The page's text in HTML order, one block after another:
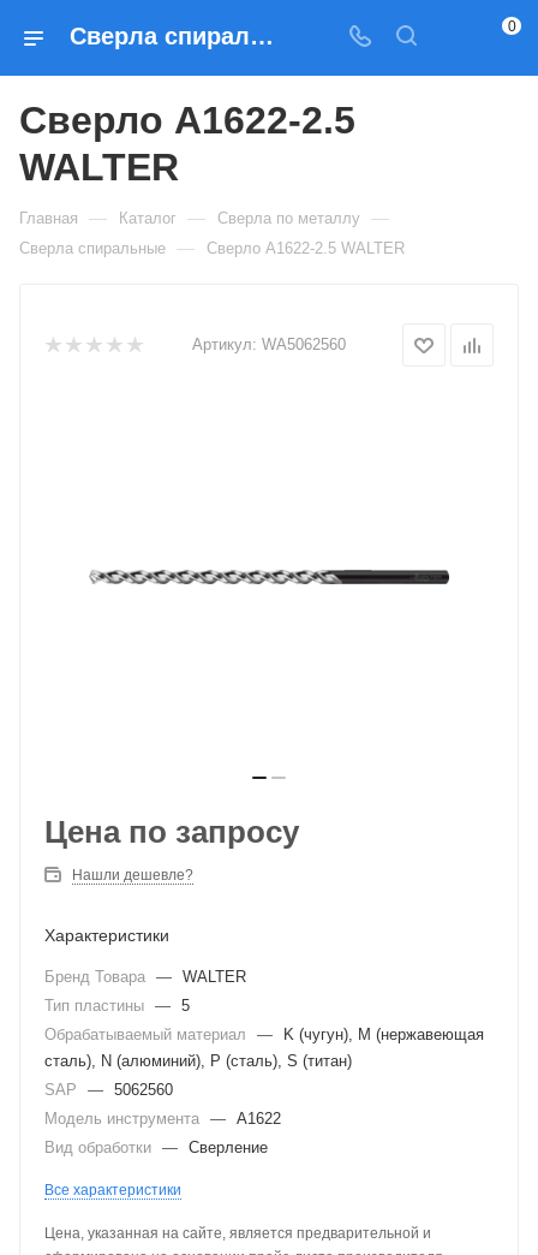
Сверла спиральные Сверло A1622-2.5 WALTER — купить по выгодным ценам в Москве 0
Сверло A1622-2.5
WALTER
Главная — Каталог — Сверла по металлу —
Сверла спиральные — Сверло A1622-2.5 WALTER
Артикул: WA5062560
Цена по запросу
Нашли дешевле?
Характеристики
Бренд Товара — WALTER
Тип пластины — 5
Обрабатываемый материал
—
K (чугун), M (нержавеющая
сталь), N (алюминий), P (сталь), S (титан)
SAP
— 5062560
Модель инструмента — A1622
Вид обработки — Сверление
Все характеристики
Цена, указанная на сайте, является предварительной и